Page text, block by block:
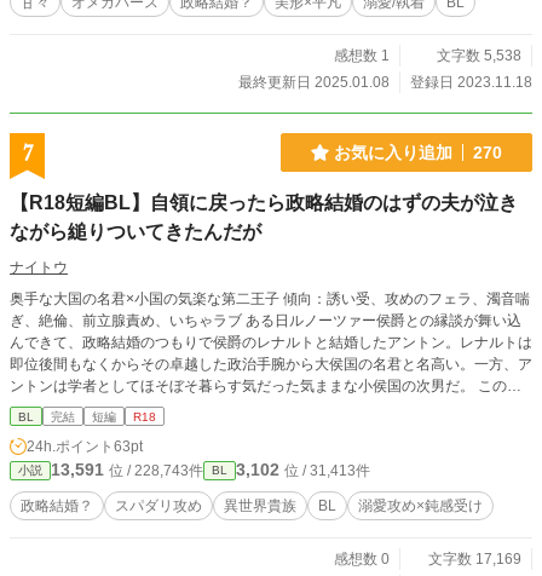
感想数 1
文字数 5,538
最終更新日 2025.01.08
登録日 2023.11.18
7 お気に入り追加 270
【R18短編BL】自領に戻ったら政略結婚のはずの夫が泣き
ながら縋りついてきたんだが
ナイトウ
奥手な大国の名君×小国の気楽な第二王子 傾向：誘い受、攻めのフェラ、濁音喘
ぎ、絶倫、前立腺責め、いちゃラブ ある日ルノーツァー侯爵との縁談が舞い込
んできて、政略結婚のつもりで侯爵のレナルトと結婚したアントン。レナルトは
即位後間もなくからその卓越した政治手腕から大侯国の名君と名高い。一方、ア
ントンは学者としてほそぼそ暮らす気だった気ままな小侯国の次男だ。 この結
婚は政治的なもので離婚するまではお互い自由にしていい。 少なくともアント
ンはそう思っていた。
BL 完結 短編 R18
24h.ポイント 63pt
小説 13,591 位 / 228,743件 BL 3,102 位 / 31,413件
政略結婚？ スパダリ攻め 異世界貴族 BL 溺愛攻め×鈍感受け
感想数 0
文字数 17,169